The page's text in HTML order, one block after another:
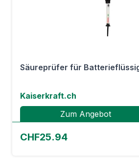
Säureprüfer für
Kaiserkraft.ch
Zum Angebot
CHF25.94